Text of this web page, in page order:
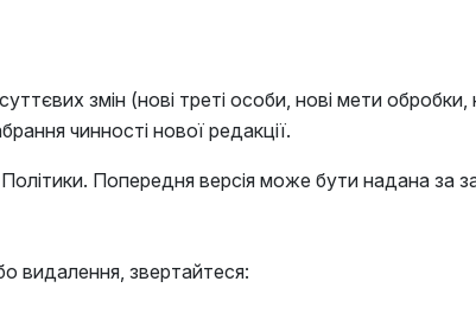
змін (нові треті особи, нові мети обробки,
чинності нової редакції.
Попередня версія може бути надана за
видалення, звертайтеся: